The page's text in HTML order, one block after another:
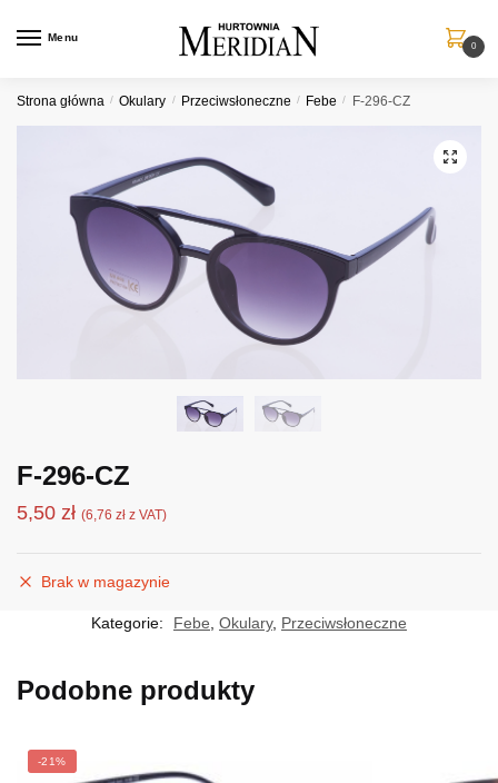
Menu
0
Strona główna / Okulary / Przeciwsłoneczne / Febe / F-296-CZ
F-296-CZ
5,50 zł (6,76 zł z VAT)
Brak w magazynie
Kategorie: Febe Okulary, Przeciwsłoneczne
Podobne produkty
-21%